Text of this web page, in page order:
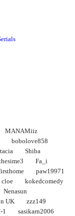
MANAMiiz
bobolove858
Shiba
Fa_i
paw19971
cloe
kokedcomedy
Nenasun
UK
zzz149
1
sasikarn2006